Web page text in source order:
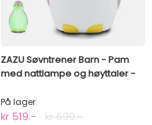
ZAZU Søvntrener Barn - Pam
med nattlampe og høyttaler -
På lager
kr 519.- kr 699.-